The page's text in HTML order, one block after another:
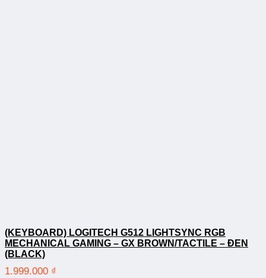
(KEYBOARD) LOGITECH G512 LIGHTSYNC RGB
MECHANICAL GAMING – GX BROWN/TACTILE – ĐEN
(BLACK)
1.999.000 ₫